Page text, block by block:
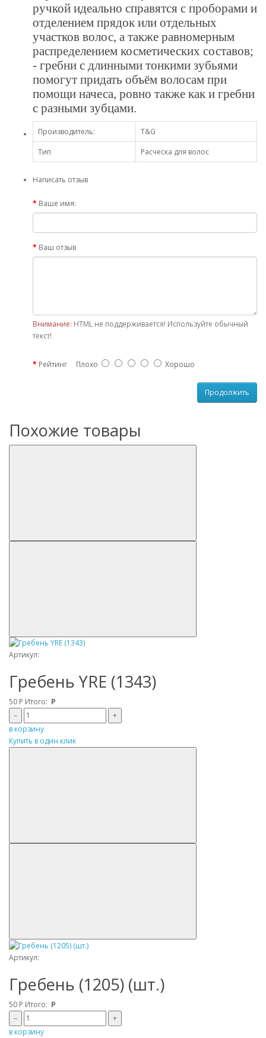
ручкой идеально справятся с проборами и
отделением прядок или отдельных
участков волос, а также равномерным
распределением косметических составов;
- гребни с длинными тонкими зубьями
помогут придать объём волосам при
помощи начеса, ровно также как и гребни
с разными зубцами.
Производитель:
T&G
Тип
Расческа для волос
Написать отзыв
Ваше имя:
Ваш отзыв
Внимание: HTML не поддерживается! Используйте обычный
текст!
Рейтинг Плохо Хорошо
Продолжить
Похожие товары
Артикул:
Гребень YRE (1343)
50 Р Итого: Р
–
+
в корзину
Купить в один клик
Артикул:
Гребень (1205) (шт.)
50 Р Итого: Р
–
+
в корзину